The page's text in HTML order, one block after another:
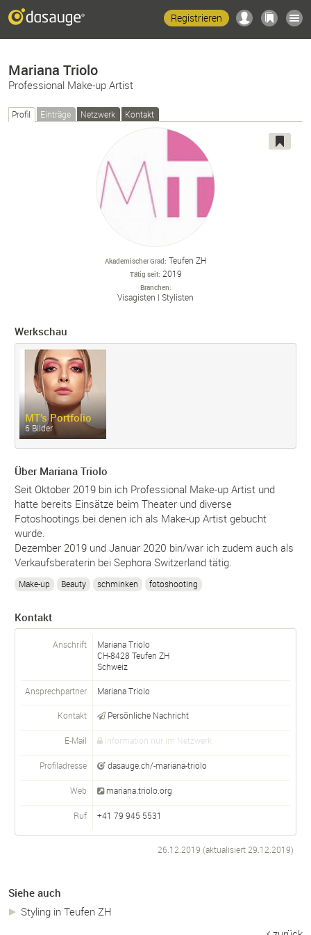
Registrieren
Mariana Triolo
Professional Make-up Artist
Profil Einträge Netzwerk Kontakt
Akademischer Grad Teufen ZH
Tätig seit 2019
Branchen
Visagisten Stylisten
Werkschau
MT’s Portfolio
6 Bilder
Über Mariana Triolo
Seit Oktober 2019 bin ich Professional Make-up Artist und
hatte bereits Einsätze beim Theater und diverse
Fotoshootings bei denen ich als Make-up Artist gebucht
wurde.
Dezember 2019 und Januar 2020 bin/war ich zudem auch als
Verkaufsberaterin bei Sephora Switzerland tätig.
Make-up Beauty schminken fotoshooting
Kontakt
Anschrift
Mariana Triolo
CH-8428 Teufen ZH
Schweiz
Ansprechpartner MarianaTriolo
Kontakt Persönliche Nachricht
E-Mail Information nur im Netzwerk
Profiladresse dasauge.ch/-mariana-triolo
Web mariana.triolo.org
Ruf +41 79 945 5531
26.12.2019 (aktualisiert 29.12.2019)
Siehe auch
Styling in Teufen ZH